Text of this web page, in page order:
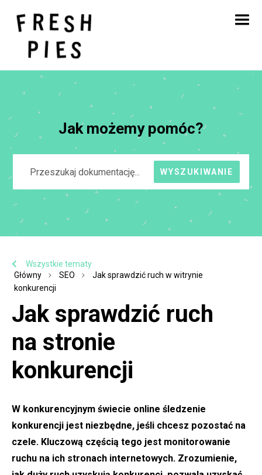
Strona główna
O
Czym się zajmujemy
Nasza praca
Jak możemy pomóc?
WYSZUKIWANIE
Wszystkie tematy
Główny
SEO
Jak sprawdzić ruch w witrynie
konkurencji
Jak sprawdzić ruch
na stronie
konkurencji
W konkurencyjnym świecie online śledzenie
konkurencji jest niezbędne, jeśli chcesz pozostać na
czele. Kluczową częścią tego jest monitorowanie
ruchu na ich stronach internetowych. Zrozumienie,